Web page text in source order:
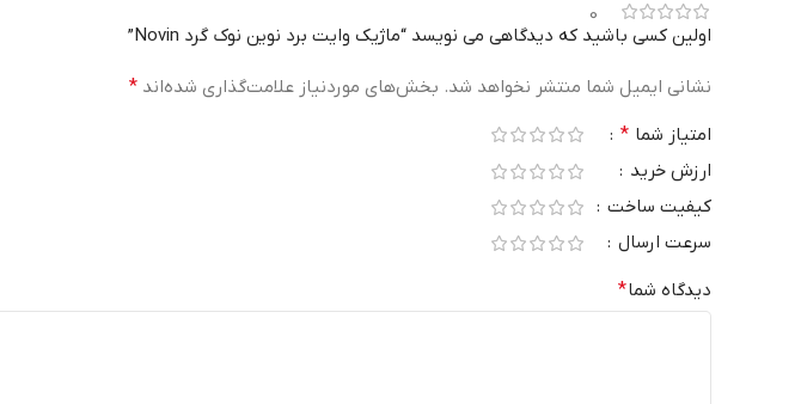
0
اولین کسی باشید که دیدگاهی می نویسد “ماژیک وایت برد نوین نوک گرد Novin”
نشانی ایمیل شما منتشر نخواهد شد. بخش‌های موردنیاز علامت‌گذاری شده‌اند *
امتیاز شما *
ارزش خرید
کیفیت ساخت
سرعت ارسال
دیدگاه شما*